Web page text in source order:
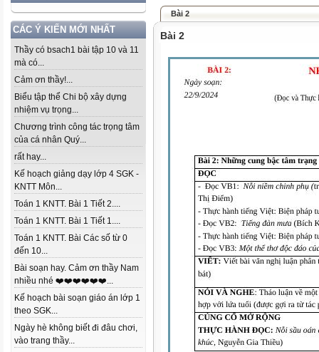
CÁC Ý KIẾN MỚI NHẤT
Thầy có bsach1 bài tập 10 và 11
mà có...
Cảm ơn thầy!...
Biểu tập thể Chi bộ xây dựng
nhiệm vụ trọng...
Chương trình công tác trọng tâm
của cá nhân Quý...
rất hay...
Kế hoạch giảng dạy lớp 4 SGK -
KNTT Môn...
Toán 1 KNTT. Bài 1 Tiết 2....
Toán 1 KNTT. Bài 1 Tiết 1....
Toán 1 KNTT. Bài Các số từ 0
đến 10...
Bài soạn hay. Cảm ơn thầy Nam
nhiều nhé ❤️❤️❤️❤️❤️❤️...
Kế hoạch bài soạn giáo án lớp 1
theo SGK...
Ngày hè không biết đi đâu chơi,
vào trang thầy...
Bài 2
Bài 2